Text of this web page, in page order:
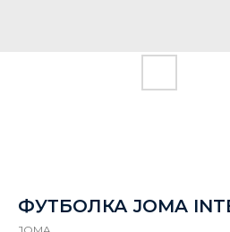
ФУТБОЛКА JOMA